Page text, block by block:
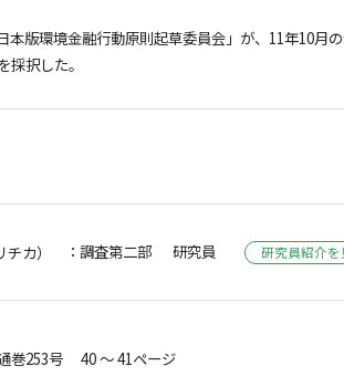
本版環境金融行動原則起草委員会」が、11年10月
択した。
カ） ：調査第二部 研究員 研究員紹介を
巻253号 40 ～ 41ページ